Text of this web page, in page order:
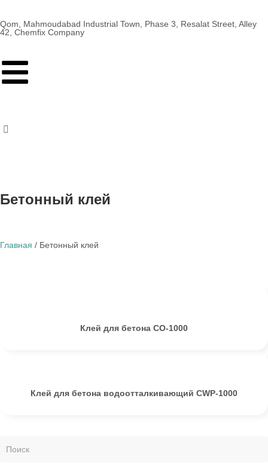
Qom, Mahmoudabad Industrial Town, Phase 3, Resalat Street, Alley
42, Chemfix Company
Бетонный клей
Главная / Бетонный клей
Клей для бетона CO-1000
Клей для бетона водоотталкивающий CWP-1000